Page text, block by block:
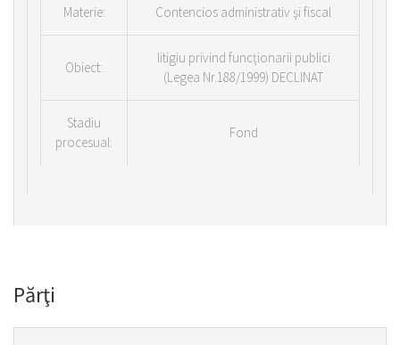
Materie: Contencios administrativ şi fiscal
Obiect:
litigiu privind funcţionarii publici
(Legea Nr.188/1999) DECLINAT
Stadiu
procesual:
Fond
Părţi